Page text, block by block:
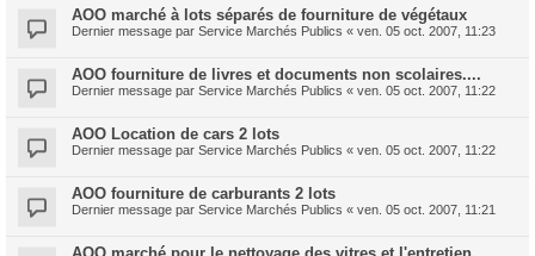
AOO marché à lots séparés de fourniture de végétaux
Dernier message par Service Marchés Publics « ven. 05 oct. 2007, 11:23
AOO fourniture de livres et documents non scolaires....
Dernier message par Service Marchés Publics « ven. 05 oct. 2007, 11:22
AOO Location de cars 2 lots
Dernier message par Service Marchés Publics « ven. 05 oct. 2007, 11:22
AOO fourniture de carburants 2 lots
Dernier message par Service Marchés Publics « ven. 05 oct. 2007, 11:21